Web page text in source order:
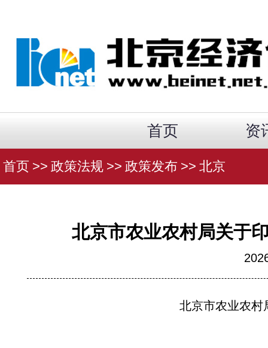
首页 资
首页 >> 政策法规 >> 政策发布 >> 北京
北京市农业农村局关于
北京市农业农村局